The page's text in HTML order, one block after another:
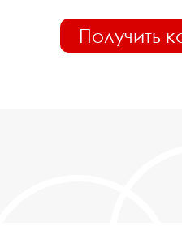
Получить